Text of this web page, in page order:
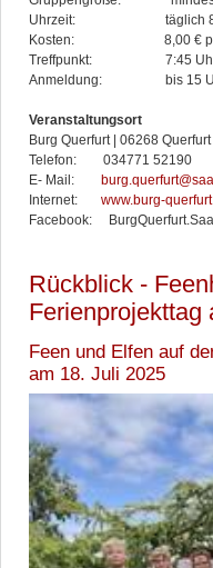
Uhrzeit: täglich 8:00
Kosten: 8,00 € pro
Treffpunkt: 7:45 Uhr an
Anmeldung: bis 15 Uhr
Veranstaltungsort
Burg Querfurt | 06268 Querfurt
Telefon: 034771 52190
E- Mail:
Internet: www.burg-
Facebook:
Rückblick -
Ferienprojekttag
Feen und Elfen auf
am 18. Juli 2025